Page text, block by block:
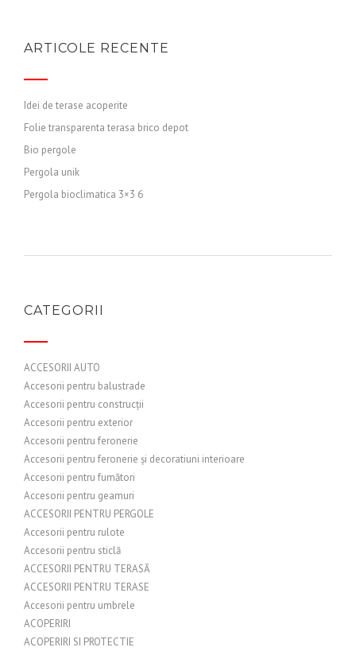
ARTICOLE RECENTE
Idei de terase acoperite
Folie transparenta terasa brico depot
Bio pergole
Pergola unik
Pergola bioclimatica 3×3 6
CATEGORII
ACCESORII AUTO
Accesorii pentru balustrade
Accesorii pentru construcții
Accesorii pentru exterior
Accesorii pentru feronerie
Accesorii pentru feronerie și decoratiuni interioare
Accesorii pentru fumători
Accesorii pentru geamuri
ACCESORII PENTRU PERGOLE
Accesorii pentru rulote
Accesorii pentru sticlă
ACCESORII PENTRU TERASĂ
ACCESORII PENTRU TERASE
Accesorii pentru umbrele
ACOPERIRI
ACOPERIRI SI PROTECTIE